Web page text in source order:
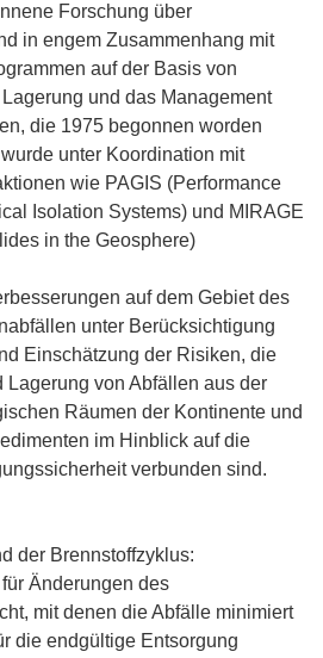
Forschung über
in engem Zusammenhang mit
auf der Basis von
und das Management
die 1975 begonnen worden
unter Koordination mit
wie PAGIS (Performance
Isolation Systems) und MIRAGE
in the Geosphere)
auf dem Gebiet des
unter Berücksichtigung
Einschätzung der Risiken, die
Lagerung von Abfällen aus der
Räumen der Kontinente und
im Hinblick auf die
verbunden sind.
der Brennstoffzyklus:
Änderungen des
mit denen die Abfälle minimiert
die endgültige Entsorgung